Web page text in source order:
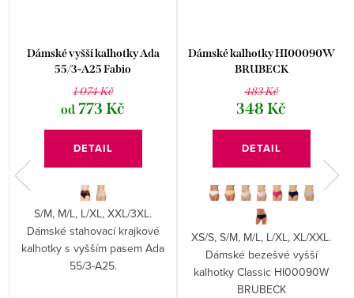
Dámské vyšší kalhotky Ada
55/3-A25 Fabio
1 074 Kč
od 773 Kč
DETAIL
S/M, M/L, L/XL, XXL/3XL.
Dámské stahovací krajkové
kalhotky s vyšším pasem Ada
55/3-A25.
Dámské kalhotky HI00090W
BRUBECK
483 Kč
348 Kč
DETAIL
XS/S, S/M, M/L, L/XL, XL/XXL.
Dámské bezešvé vyšší
kalhotky Classic HI00090W
BRUBECK